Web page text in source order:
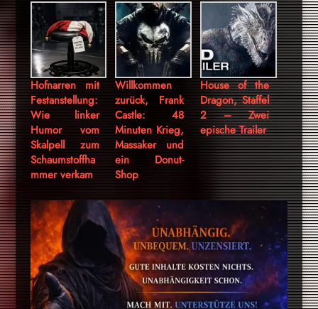
Hofnarren mit
Festanstellung:
Wie linker
Humor vom
Skalpell zum
Schaumstoffha
mmer verkam
Willkommen
zurück, Frank
Castle: 48
Minuten Krieg,
Massaker und
ein Donut-
Shop
House of the
Dragon, Staffel
2 – Zwei
epische Trailer